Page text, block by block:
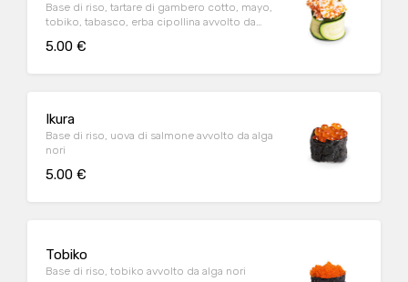
Base di riso, tartare di gambero cotto, mayo,
tobiko, tabasco, erba cipollina avvolto da
5.00 €
Ikura
Base di riso, uova di salmone avvolto da alga
nori
5.00 €
Tobiko
Base di riso, tobiko avvolto da alga nori